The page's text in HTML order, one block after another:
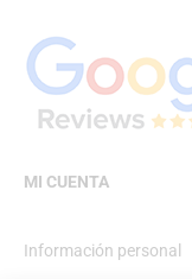
MI CUENTA
Información personal